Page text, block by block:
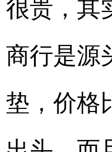
很贵，其
商行是源
垫，价格